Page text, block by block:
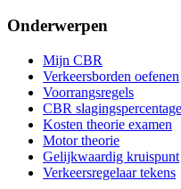
Onderwerpen
Mijn CBR
Verkeersborden oefenen
Voorrangsregels
CBR slagingspercentage
Kosten theorie examen
Motor theorie
Gelijkwaardig kruispunt
Verkeersregelaar tekens